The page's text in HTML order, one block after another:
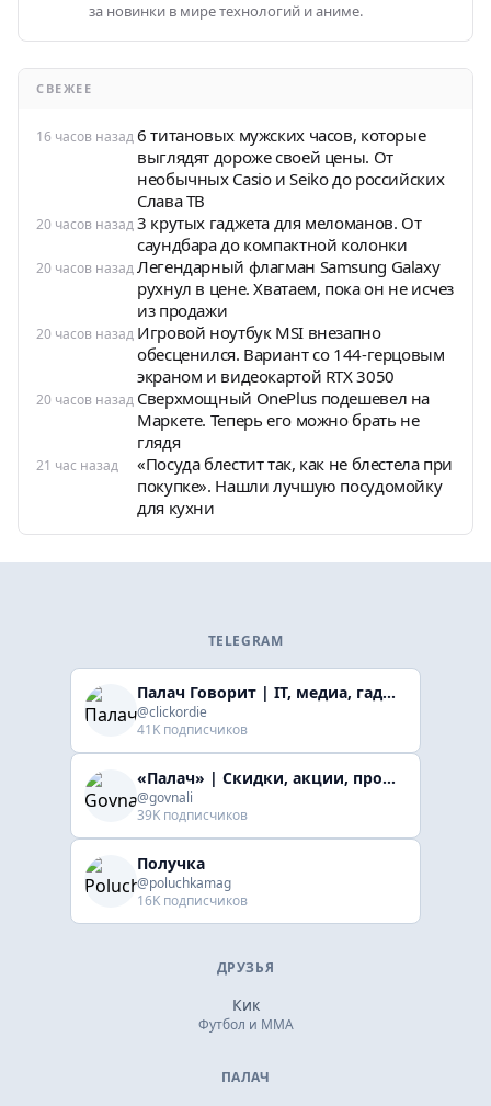
за новинки в мире технологий и аниме.
СВЕЖЕЕ
16 часов назад6 титановых мужских часов, которые
выглядят дороже своей цены. От
необычных Casio и Seiko до российских
Слава ТВ
20 часов назад3 крутых гаджета для меломанов. От
саундбара до компактной колонки
20 часов назадЛегендарный флагман Samsung Galaxy
рухнул в цене. Хватаем, пока он не исчез
из продажи
20 часов назад Игровой ноутбук MSI внезапно
обесценился. Вариант со 144-герцовым
экраном и видеокартой RTX 3050
20 часов назад Сверхмощный OnePlus подешевел на
Маркете. Теперь его можно брать не
глядя
21 час назад
«Посуда блестит так, как не блестела при
покупке». Нашли лучшую посудомойку
для кухни
TELEGRAM
Палач Говорит | IT, медиа, гaджеты, скидки
@clickordie
41K подписчиков
«Палач» | Скидки, акции, промокоды
@govnali
39K подписчиков
Получка
@poluchkamag
16K подписчиков
ДРУЗЬЯ
Кик
Футбол и ММА
ПАЛАЧ